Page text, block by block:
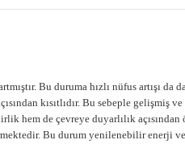
Bu duruma hızlı nüfus artışı
kısıtlıdır. Bu sebeple gelişmiş
hem de çevreye duyarlılık
Bu durum yenilenebilir enerji ve